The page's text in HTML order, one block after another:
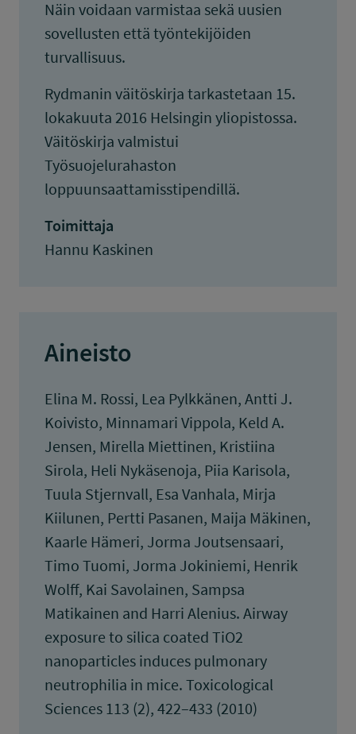
Näin voidaan varmistaa sekä uusien
sovellusten että työntekijöiden
turvallisuus.
Rydmanin väitöskirja tarkastetaan 15.
lokakuuta 2016 Helsingin yliopistossa.
Väitöskirja valmistui
Työsuojelurahaston
loppuunsaattamisstipendillä.
Toimittaja
Hannu Kaskinen
Aineisto
Elina M. Rossi, Lea Pylkkänen, Antti J.
Koivisto, Minnamari Vippola, Keld A.
Jensen, Mirella Miettinen, Kristiina
Sirola, Heli Nykäsenoja, Piia Karisola,
Tuula Stjernvall, Esa Vanhala, Mirja
Kiilunen, Pertti Pasanen, Maija Mäkinen,
Kaarle Hämeri, Jorma Joutsensaari,
Timo Tuomi, Jorma Jokiniemi, Henrik
Wolff, Kai Savolainen, Sampsa
Matikainen and Harri Alenius. Airway
exposure to silica coated TiO2
nanoparticles induces pulmonary
neutrophilia in mice. Toxicological
Sciences 113 (2), 422–433 (2010)